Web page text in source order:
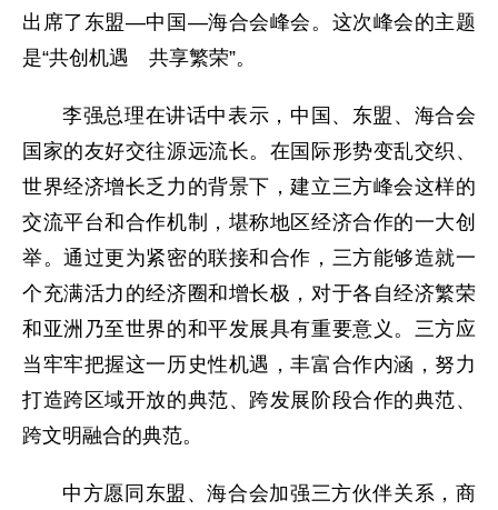
出席了东盟—中国—海合会峰会。这次峰会的主题
是“共创机遇 共享繁荣”。
李强总理在讲话中表示，中国、东盟、海合会
国家的友好交往源远流长。在国际形势变乱交织、
世界经济增长乏力的背景下，建立三方峰会这样的
交流平台和合作机制，堪称地区经济合作的一大创
举。通过更为紧密的联接和合作，三方能够造就一
个充满活力的经济圈和增长极，对于各自经济繁荣
和亚洲乃至世界的和平发展具有重要意义。三方应
当牢牢把握这一历史性机遇，丰富合作内涵，努力
打造跨区域开放的典范、跨发展阶段合作的典范、
跨文明融合的典范。
中方愿同东盟、海合会加强三方伙伴关系，商